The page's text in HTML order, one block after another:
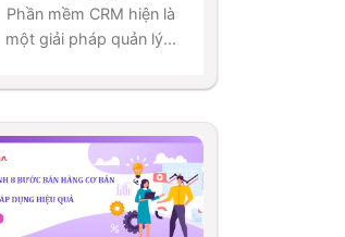
Phần mềm CRM hiện là
một giải pháp quản lý...